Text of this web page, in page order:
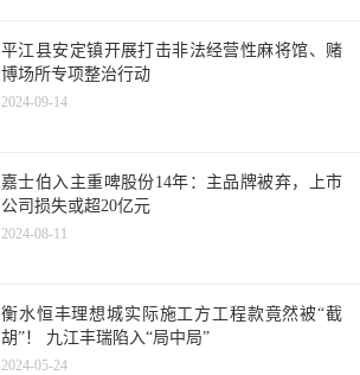
平江县安定镇开展打击非法经营性麻将馆、赌
博场所专项整治行动
2024-09-14
嘉士伯入主重啤股份14年：主品牌被弃，上市
公司损失或超20亿元
2024-08-11
衡水恒丰理想城实际施工方工程款竟然被“截
胡”！ 九江丰瑞陷入“局中局”
2024-05-24